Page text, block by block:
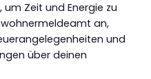
Zeit und Energie zu
an,
und
über deinen